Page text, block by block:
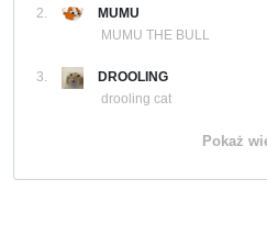
2.
MUMU
MUMU THE BULL
3.
DROOLING
drooling cat
Pokaż